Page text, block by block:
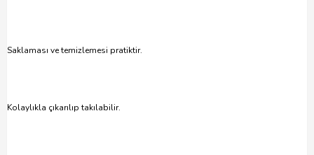
Saklaması ve temizlemesi pratiktir.
Kolaylıkla çıkarılıp takılabilir.